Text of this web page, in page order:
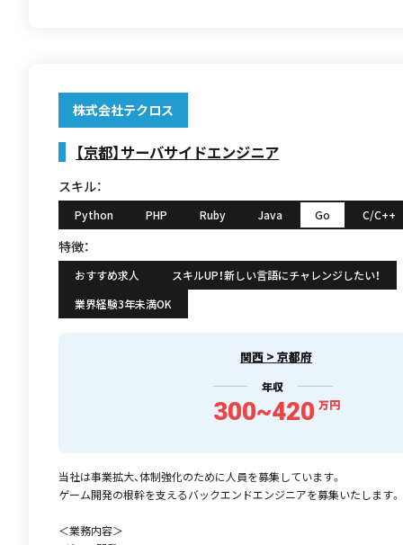
株式会社テクロス
【京都】サーバサイドエンジニア
スキル：
Python PHP Ruby Java Go C/C++
特徴：
おすすめ求人
スキルUP！新しい言語にチャレンジしたい！
業界経験3年未満OK
関西 > 京都府
年収
300~420 万円
当社は事業拡大、体制強化のために人員を募集しています。
ゲーム開発の根幹を支えるバックエンドエンジニアを募集いたします。
＜業務内容＞